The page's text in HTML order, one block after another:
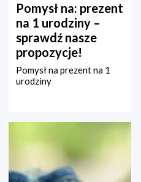
Pomysł na: prezent
na 1 urodziny –
sprawdź nasze
propozycje!
Pomysł na prezent na 1
urodziny